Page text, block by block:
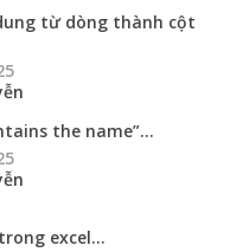
từ dòng thành cột
the name”...
excel...